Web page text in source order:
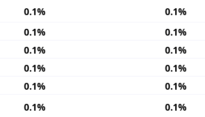
0.1% 0.1%
0.1% 0.1%
0.1% 0.1%
0.1% 0.1%
0.1% 0.1%
0.1% 0.1%